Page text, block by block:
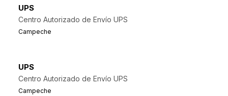
UPS
Centro Autorizado de Envío UPS
Campeche
UPS
Centro Autorizado de Envío UPS
Campeche